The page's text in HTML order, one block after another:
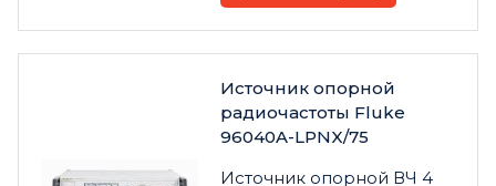
Источник опорной
радиочастоты Fluke
96040A-LPNX/75
Источник опорной ВЧ 4